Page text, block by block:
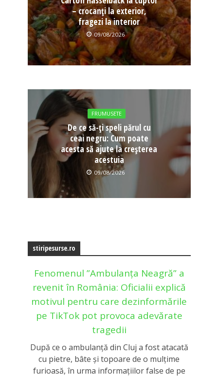
– crocanți la exterior,
fragezi la interior
09/08/2026
FRUMUSETE
De ce să-ți speli părul cu
ceai negru: Cum poate
acesta să ajute la creșterea
acestuia
09/08/2026
stiripesurse.ro
Fenomenul ”Ambulanța Neagră” a
revenit în România: Oficialii explică
motivul pentru care dezinformările
pe TikTok pot provoca adevărate
tragedii
După ce o ambulanță din Cluj a fost atacată
cu pietre, bâte și topoare de o mulțime
furioasă, în urma informațiilor false de pe